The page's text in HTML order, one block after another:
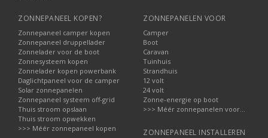
ZONNEPANEEL KOPEN?
Zonnepaneel camper kopen
Zonnepaneel druppellader
Zonnelader voor de boot
Zonnesysteem kopen
Zonnelader kopen powerbank
Daglichtpaneel voor de camper
Solar zonnepanelen
Zonnepaneel systeem off-grid
Thuis stroom opslaan
Thuis stroom opwekken
>>> Méér zonnepaneel kopen
ZONNEPANELEN VOOR
Camper
Boot
Caravan
Tuinhuis
Strandhuis
12 volt
24 volt
Zonne-energie op boot
>>> Méér zonnepanelen voor...
ZONNEPANEEL INSTALLEREN